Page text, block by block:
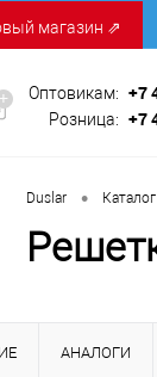
магазин ⇗
Оптовикам: +7
Розница: +7
Duslar •
АНАЛОГИ